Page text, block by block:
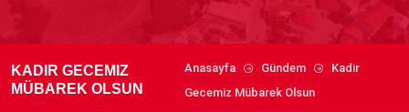
KADIR GECEMIZ
MÜBAREK OLSUN
Anasayfa Gündem
Kadir
Gecemiz Mübarek Olsun